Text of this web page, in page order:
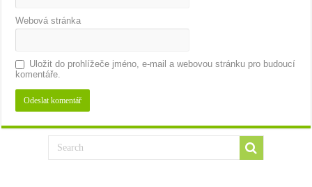
Webová stránka
Uložit do prohlížeče jméno, e-mail a webovou stránku pro budoucí
komentáře.